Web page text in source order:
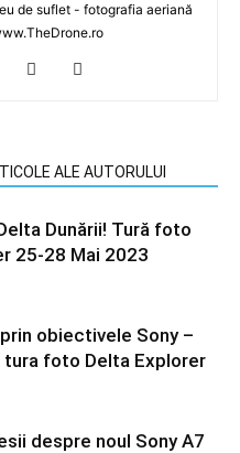
de suflet - fotografia aeriană
ALE AUTORULUI
Dunării! Tură foto
25-28 Mai 2023
obiectivele Sony –
tura foto Delta Explorer
despre noul Sony A7